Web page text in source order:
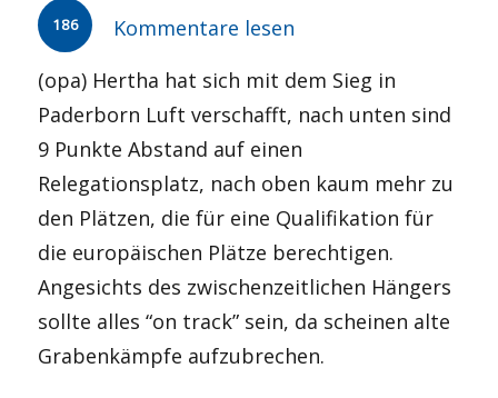
186
Kommentare lesen
(opa) Hertha hat sich mit dem Sieg in
Paderborn Luft verschafft, nach unten sind
9 Punkte Abstand auf einen
Relegationsplatz, nach oben kaum mehr zu
den Plätzen, die für eine Qualifikation für
die europäischen Plätze berechtigen.
Angesichts des zwischenzeitlichen Hängers
sollte alles “on track” sein, da scheinen alte
Grabenkämpfe aufzubrechen.